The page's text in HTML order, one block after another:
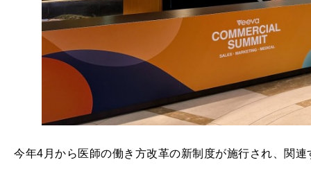
今年4月から医師の働き方改革の新制度が施行され、関